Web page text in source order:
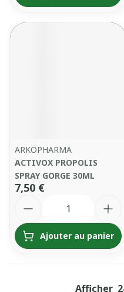
ARKOPHARMA
ACTIVOX PROPOLIS
SPRAY GORGE 30ML
7,50 €
Ajouter au panier
Afficher